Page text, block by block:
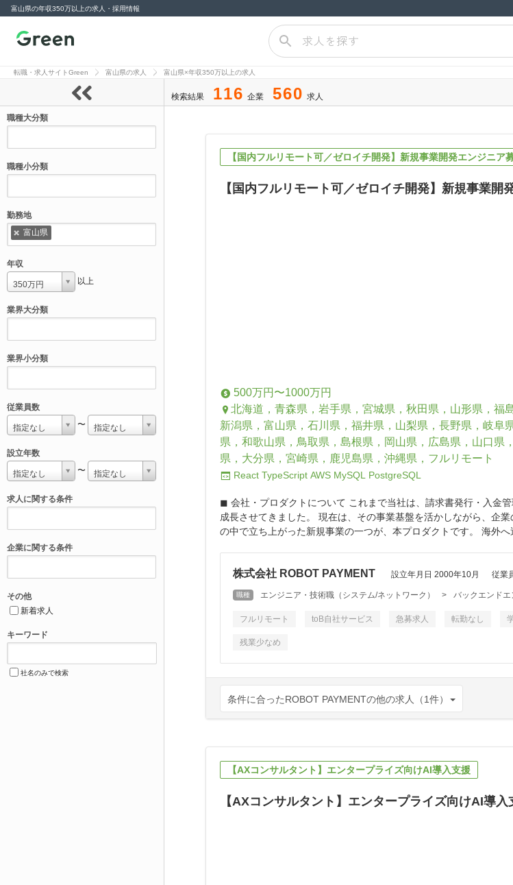
富山県の年収350万以上の求人・採用情報
Green（グリー
求人を探す
転職・求人サイトGreen 富山県の求人 富山県×年収350万以上の求人
職種大分類
職種小分類
勤務地
富山県
年収
350万円 以上
業界大分類
業界小分類
従業員数
指定なし 〜 指定なし
設立年数
指定なし 〜 指定なし
求人に関する条件
企業に関する条件
その他
新着求人
キーワード
社名のみで検索
検索結果 116 企業 560 求人
【国内フルリモート可／ゼロイチ開発】新規事業開発エンジニ
【国内フルリモート可／ゼロイチ開発】新規事業
500万円〜1000万円
北海道，青森県，岩手県，宮城県，秋田県，山形県，福
新潟県，富山県，石川県，福井県，山梨県，長野県，岐阜
県，和歌山県，鳥取県，島根県，岡山県，広島県，山口
県，大分県，宮崎県，鹿児島県，沖縄県，フルリモート
React TypeScript AWS MySQL PostgreSQL
◼︎ 会社・プロダクトについて これまで当社は、請求書発行・入金
成長させてきました。 現在は、その事業基盤を活かしながら、企
の中で立ち上がった新規事業の一つが、本プロダクトです。 海外へ
株式会社 ROBOT PAYMENT 設立年月日 2000年10月 従業
職種 エンジニア・技術職（システム/ネットワーク） > バックエンドエ
フルリモート toB自社サービス 急募求人 転勤なし
残業少なめ
条件に合ったROBOT PAYMENTの他の求人（1件）
【AXコンサルタント】エンタープライズ向けAI導入支援
【AXコンサルタント】エンタープライズ向けAI導